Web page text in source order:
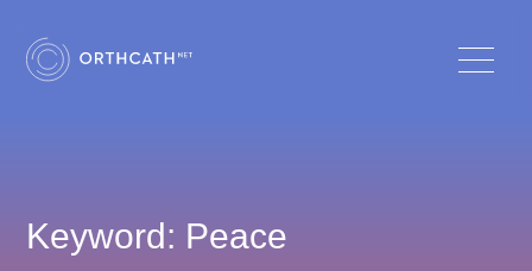
Keyword: Peace